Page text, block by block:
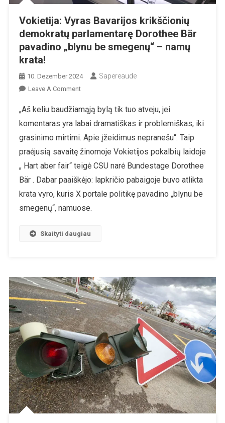
Vokietija: Vyras Bavarijos krikščionių
demokratų parlamentarę Dorothee Bär
pavadino „blynu be smegenų“ – namų
krata!
10. Dezember 2024 Sapereaude
Leave A CommentOn
Vyras
Bavarijos
Krikščionių
Parlamentarę
Dorothee
Bär
Pavadino
–
„Aš keliu baudžiamąją bylą tik tuo atveju, jei
komentaras yra labai dramatiškas ir problemiškas, iki
grasinimo mirtimi. Apie įžeidimus nepranešu“. Taip
praėjusią savaitę žinomoje Vokietijos pokalbių laidoje
„ Hart aber fair“ teigė CSU narė Bundestage Dorothee
Bär . Dabar paaiškėjo: lapkričio pabaigoje buvo atlikta
krata vyro, kuris X portale politikę pavadino „blynu be
smegenų“, namuose.
Skaityti daugiau